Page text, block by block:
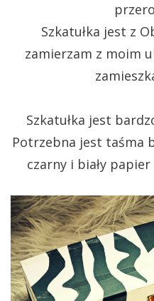
Szkatułka jest z
zamierzam z moim
Szkatułka jest
Potrzebna jest taśma
czarny i biały